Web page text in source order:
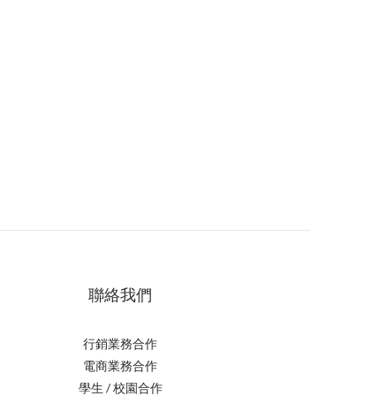
聯絡我們
行銷業務合作
電商業務合作
學生 / 校園合作